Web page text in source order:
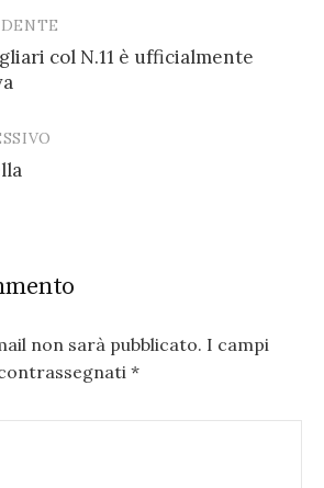
col N.11 è ufficialmente
non sarà pubblicato. I campi
*